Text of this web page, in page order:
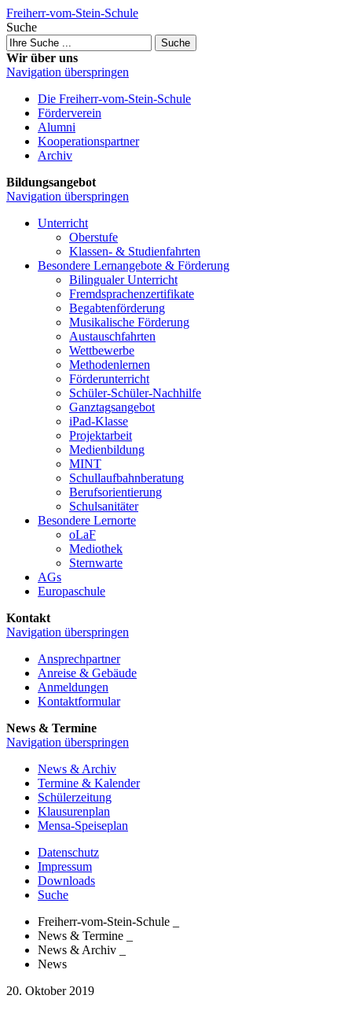
Freiherr-vom-Stein-Schule
Suche
Suche
Wir über uns
Navigation überspringen
Die Freiherr-vom-Stein-Schule
Förderverein
Alumni
Kooperations­partner
Archiv
Bildungsangebot
Navigation überspringen
Unterricht
Oberstufe
Klassen- & Studien­fahrten
Besondere Lernangebote & Förderung
Bilingualer Unterricht
Fremdsprachen­zertifikate
Begabten­förderung
Musikalische Förderung
Austausch­fahrten
Wettbewerbe
Methoden­lernen
Förder­unterricht
Schüler-Schüler-Nachhilfe
Ganztags­angebot
iPad-Klasse
Projekt­arbeit
Medien­bildung
MINT
Schullaufbahnberatung
Berufs­orientierung
Schul­sanitäter
Besondere Lernorte
oLaF
Mediothek
Sternwarte
AGs
Europaschule
Kontakt
Navigation überspringen
Ansprechpartner
Anreise & Gebäude
Anmeldungen
Kontaktformular
News & Termine
Navigation überspringen
News & Archiv
Termine & Kalender
Schülerzeitung
Klausurenplan
Mensa-Speiseplan
Datenschutz
Impressum
Downloads
Suche
Freiherr-vom-Stein-Schule
News & Termine
News & Archiv
News
20. Oktober 2019